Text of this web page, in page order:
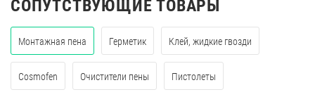
СОПУТСТВУЮЩИЕ ТОВАРЫ
Монтажная пена Герметик Клей, жидкие гвозди
Cosmofen Очистители пены Пистолеты